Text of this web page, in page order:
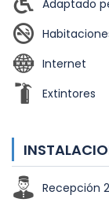
Adaptado
Internet
Extintores
Recepción